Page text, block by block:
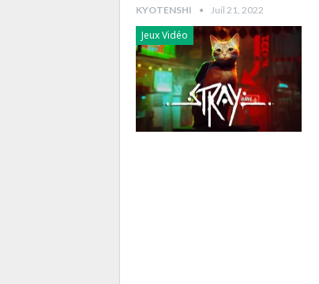
KYOTENSHI Juil 21, 2022
Jeux Vidéo